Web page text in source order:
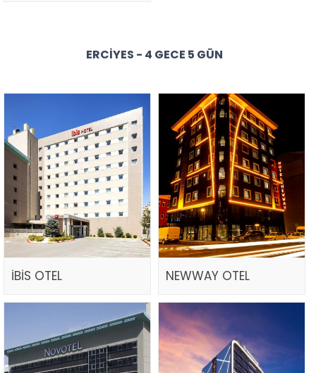
ERCIYES - 4 GECE 5 GÜN
İBİS OTEL NEWWAY OTEL